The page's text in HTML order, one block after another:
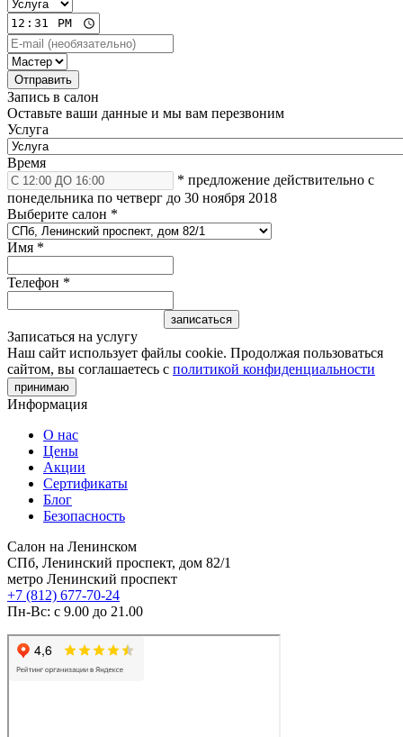
Запись в салон
Оставьте ваши данные и мы вам перезвоним
Услуга
Время
* предложение действительно с
понедельника по четверг до 30 ноября 2018
Выберите салон *
Имя *
Телефон *
Записаться на услугу
Наш сайт использует файлы cookie. Продолжая пользоваться
сайтом, вы соглашаетесь с политикой конфиденциальности
принимаю
Информация
О нас
Цены
Акции
Сертификаты
Блог
Безопасность
Салон на Ленинском
СПб, Ленинский проспект, дом 82/1
метро Ленинский проспект
+7 (812) 677-70-24
Пн-Вс: с 9.00 до 21.00